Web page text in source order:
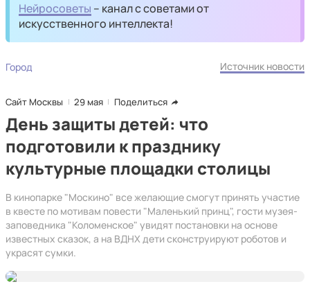
Нейросоветы – канал с советами от
искусственного интеллекта!
Город Источник новости
Сайт Москвы 29 мая Поделиться
День защиты детей: что
подготовили к празднику
культурные площадки столицы
В кинопарке "Москино" все желающие смогут принять участие
в квесте по мотивам повести "Маленький принц", гости музея-
заповедника "Коломенское" увидят постановки на основе
известных сказок, а на ВДНХ дети сконструируют роботов и
украсят сумки.